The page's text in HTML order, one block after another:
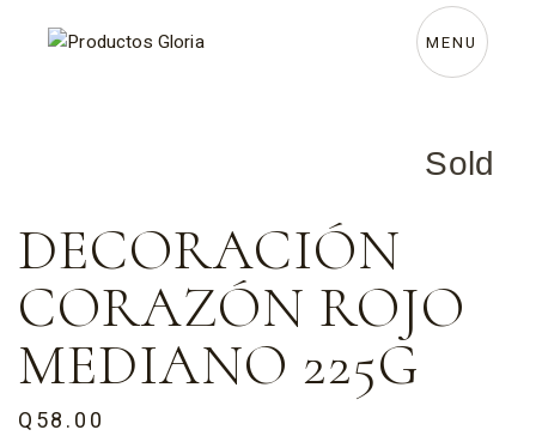
MENU
Sold
DECORACIÓN
CORAZÓN ROJO
MEDIANO 225G
Q58.00